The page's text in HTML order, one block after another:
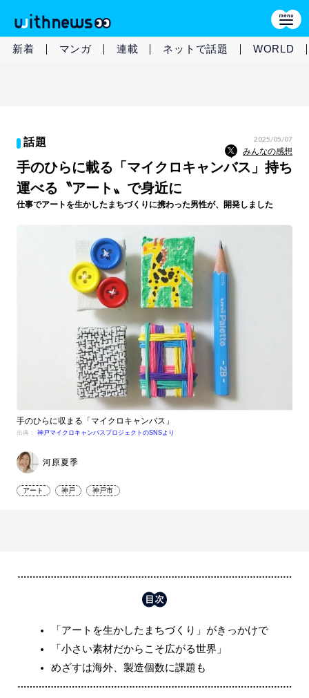
新着 マンガ 連載 ネットで話題 WORLD
話題 2025/05/07
みんなの感想
手のひらに載る「マイクロキャンバス」持ち
運べる〝アート〟で身近に
仕事でアートを生かしたまちづくりに携わった男性が、開発しました
手のひらに収まる「マイクロキャンバス」
出典： 神戸マイクロキャンバスプロジェクトのSNSより
河原夏季
アート 神戸 神戸市
「アートを生かしたまちづくり」がきっかけで
「小さい素材だからこそ広がる世界」
めざすは海外、製造個数に課題も